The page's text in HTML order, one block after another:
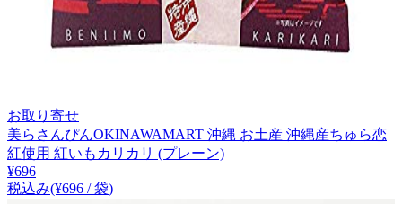
お取り寄せ
美らさんぴんOKINAWAMART 沖縄 お土産 沖縄産ちゅら恋
紅使用 紅いもカリカリ (プレーン)
¥696
税込み(¥696 / 袋)